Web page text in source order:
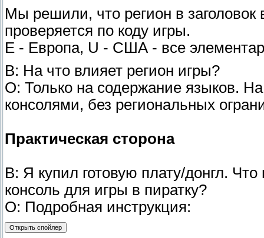
Мы решили, что регион в заголовок
проверяется по коду игры.
Е - Европа, U - США - все
В: На что влияет регион игры?
О: Только на содержание языков.
консолями, без региональных
Практическая сторона
В: Я купил готовую плату/донгл.
консоль для игры в пиратку?
О: Подробная инструкция: